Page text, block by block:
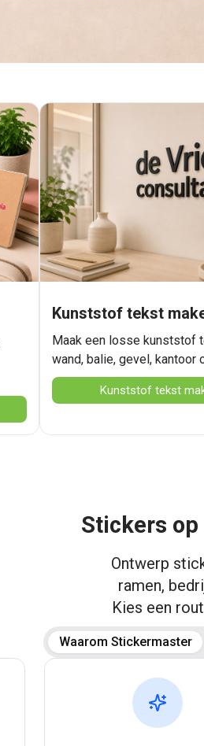
Kunststof tekst
Maak een losse kunststof
wand, balie, gevel, kantoor
Kunststof tekst
Stickers
Ontwerp
ramen,
Kies een
Waarom Stickermaster